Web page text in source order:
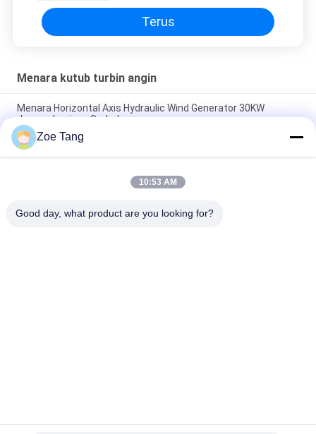
Terus
Menara kutub turbin angin
Menara Horizontal Axis Hydraulic Wind Generator 30KW
dengan Lapisan Serbuk
50KW Horizontal Axis Direct Drive Wind Energy Tower
Generator Powder Coated
Tiang Hidrolik Baja Horizontal Axis Wind Turbine Pole Tower
Zoe Tang
10:53 AM
Good day, what product are you looking for?